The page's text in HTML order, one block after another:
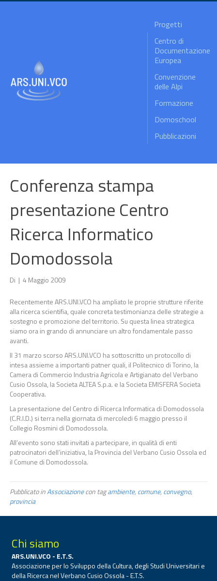
Progetti
Centro di
Documentazione
Europea
Convenzione
delle Alpi
Formazione
Domoschool
Pubblicazioni
Conferenza stampa
presentazione Centro
Ricerca Informatico
Domodossola
Di | 4 Maggio 2009
Recentemente ARS.UNI.VCO ha ampliato le proprie strutture riferite
alla ricerca scientifia, quale concreta testimonianza delle strategie a
sostegno e promozione del territorio. Su questa linea strategica
siamo ora in grando di annunciare un altro fondamentale passo
avanti.
Il 31 marzo scorso ARS.UNI.VCO ha sottoscritto un protocollo di
intesa assieme a importanti patner quali, il Politecnico di Torino, la
Camera di Commercio Industria Agricola e Artigianato del Verbano
Cusio Ossola, la Societa ALTEA S.p.a. e la Societa EMISFERA Societa
Cooperativa.
La presentazione del Centro di Ricerca Informatica di Domodossola
(C.R.I.D.) si terra nella giornata di mercoledi 6 maggio presso il
Collegio Rosmini di Domodossola.
All’evento sono stati invitati a partecipare, in qualità di enti
patrocinatori dell’iniziativa, la Provincia del Verbano Cusio Ossola ed
il Comune di Domodossola.
Pubblicato inAssociazionecon tagambiente,comune,convegno,
provincia
Chi siamo
ARS.UNI.VCO - E.T.S.
Associazione per lo Sviluppo della Cultura, degli Studi Universitari e
della Ricerca nel Verbano Cusio Ossola - E.T.S.